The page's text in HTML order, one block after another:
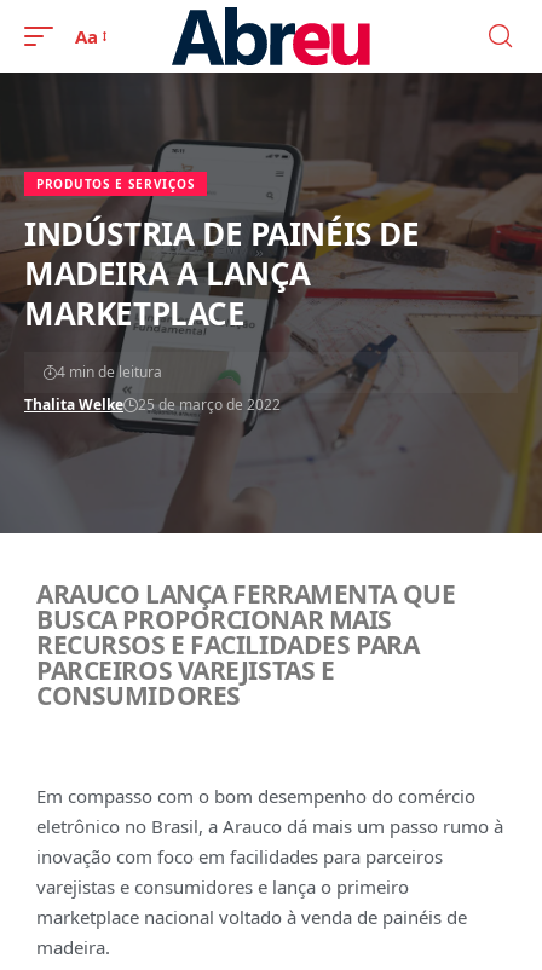
Aa
PRODUTOS E SERVIÇOS
INDÚSTRIA DE PAINÉIS DE
MADEIRA A LANÇA
MARKETPLACE
Thalita Welke 25 de março de 2022
4 min de leitura
ARAUCO LANÇA FERRAMENTA QUE
BUSCA PROPORCIONAR MAIS
RECURSOS E FACILIDADES PARA
PARCEIROS VAREJISTAS E
CONSUMIDORES
Em compasso com o bom desempenho do comércio
eletrônico no Brasil, a Arauco dá mais um passo rumo à
inovação com foco em facilidades para parceiros
varejistas e consumidores e lança o primeiro
marketplace nacional voltado à venda de painéis de
madeira.